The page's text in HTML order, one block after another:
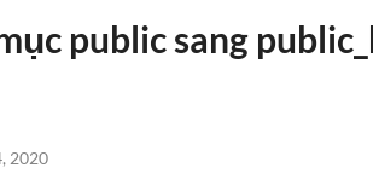
public sang
2020